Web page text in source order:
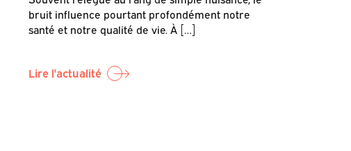
bruit influence pourtant profondément notre
santé et notre qualité de vie. À […]
Lire l'actualité